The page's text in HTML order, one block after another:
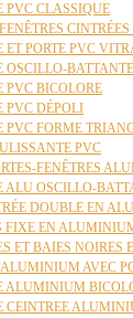
PVC CLASSIQUE
ET PORTE PVC
OSCILLO-
PVC BICOLORE
PVC DÉPOLI
PVC FORME
PVC
FENÊTRES
ALU OSCILLO-
DOUBLE EN
FIXE EN
ET BAIES NOIRES
AVEC
ALUMINIUM
CEINTREE